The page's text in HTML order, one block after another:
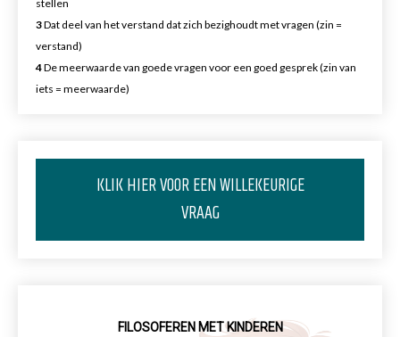
stellen
3Dat deel van het verstand dat zich bezighoudt met vragen (zin =
verstand)
4De meerwaarde van goede vragen voor een goed gesprek (zin van
iets = meerwaarde)
KLIK HIER VOOR EEN WILLEKEURIGE
VRAAG
FILOSOFEREN MET KINDEREN